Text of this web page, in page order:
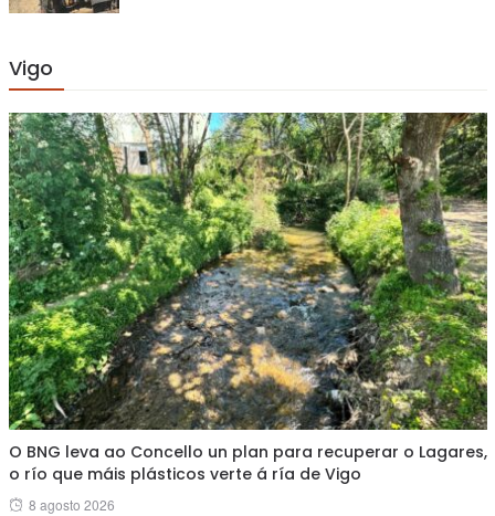
Vigo
O BNG leva ao Concello un plan para recuperar o Lagares,
o río que máis plásticos verte á ría de Vigo
Posted
8 agosto 2026